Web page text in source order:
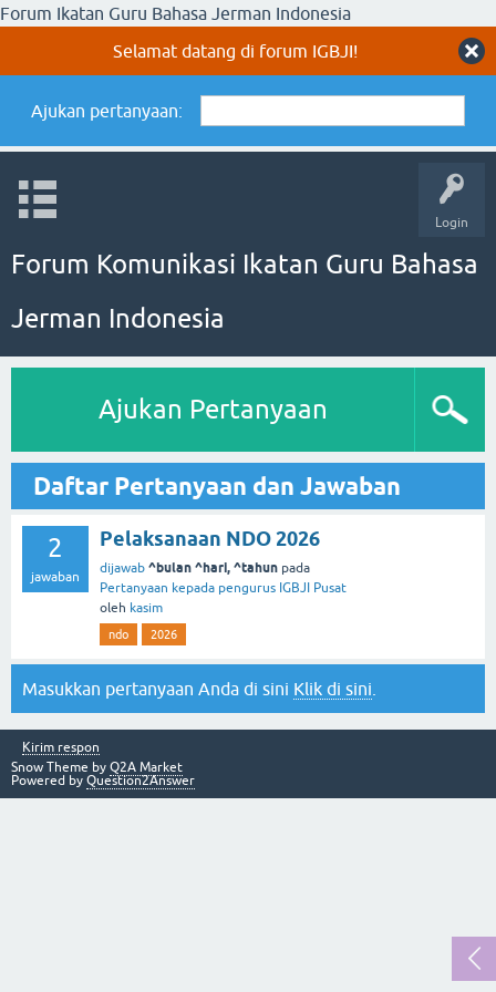
Forum Ikatan Guru Bahasa Jerman Indonesia
Selamat datang di forum IGBJI!
Ajukan pertanyaan:
Login
Forum Komunikasi Ikatan Guru Bahasa
Jerman Indonesia
Ajukan Pertanyaan
Daftar Pertanyaan dan Jawaban
2
jawaban
Pelaksanaan NDO 2026
dijawab ^bulan ^hari, ^tahun pada
Pertanyaan kepada pengurus IGBJI Pusat
oleh kasim
ndo 2026
Masukkan pertanyaan Anda di sini Klik di sini
Kirim respon
Snow Theme by Q2A Market
Powered by Question2Answer